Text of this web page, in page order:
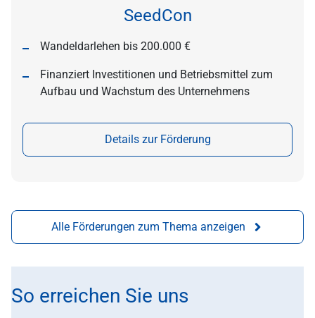
SeedCon
Wandeldarlehen bis 200.000 €
Finanziert Investitionen und Betriebsmittel zum
Aufbau und Wachstum des Unternehmens
Details zur Förderung
Alle Förderungen zum Thema anzeigen
So erreichen Sie uns